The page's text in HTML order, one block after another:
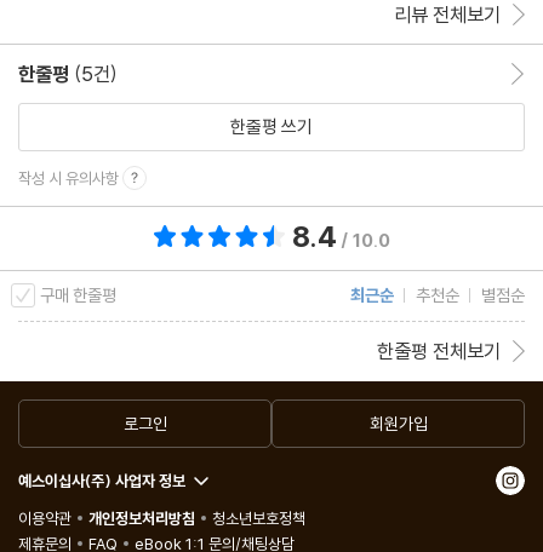
리뷰 전체보기
한줄평 (5건)
한줄평 쓰기
작성 시 유의사항
8.4 / 10.0
구매 한줄평 최근순 추천순 별점순
한줄평 전체보기
로그인 회원가입
예스이십사(주) 사업자 정보
이용약관
개인정보처리방침
청소년보호정책
제휴문의
FAQ eBook 1:1 문의/채팅상담